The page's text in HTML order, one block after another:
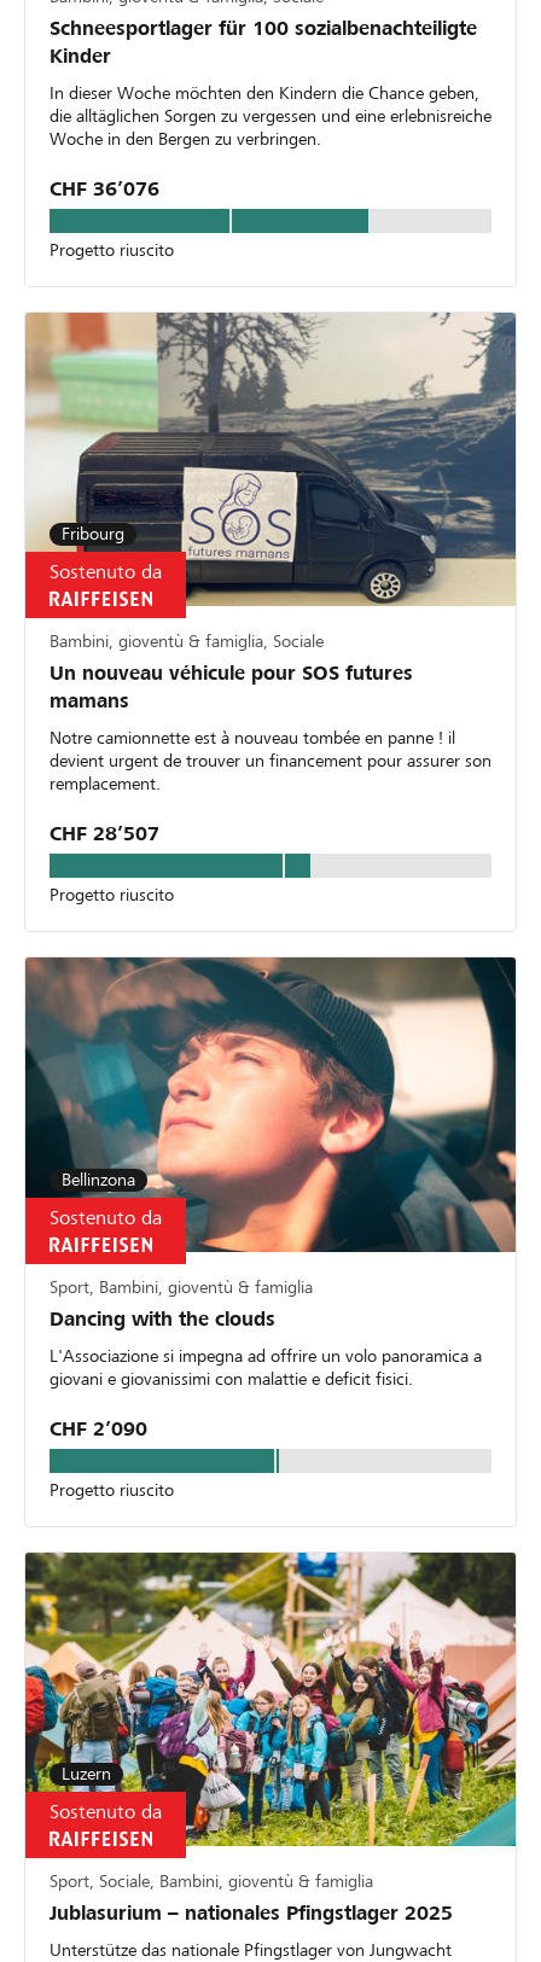
Schneesportlager für 100 sozialbenachteiligte
Kinder
In dieser Woche möchten den Kindern die Chance geben,
die alltäglichen Sorgen zu vergessen und eine erlebnisreiche
Woche in den Bergen zu verbringen.
CHF 36’076
Progetto riuscito
Fribourg
Sostenuto da
Bambini, gioventù & famiglia, Sociale
Un nouveau véhicule pour SOS futures
mamans
Notre camionnette est à nouveau tombée en panne ! il
devient urgent de trouver un financement pour assurer son
remplacement.
CHF 28’507
Progetto riuscito
Bellinzona
Sostenuto da
Sport, Bambini, gioventù & famiglia
Dancing with the clouds
L'Associazione si impegna ad offrire un volo panoramica a
giovani e giovanissimi con malattie e deficit fisici.
CHF 2’090
Progetto riuscito
Luzern
Sostenuto da
Sport, Sociale, Bambini, gioventù & famiglia
Jublasurium – nationales Pfingstlager 2025
Unterstütze das nationale Pfingstlager von Jungwacht